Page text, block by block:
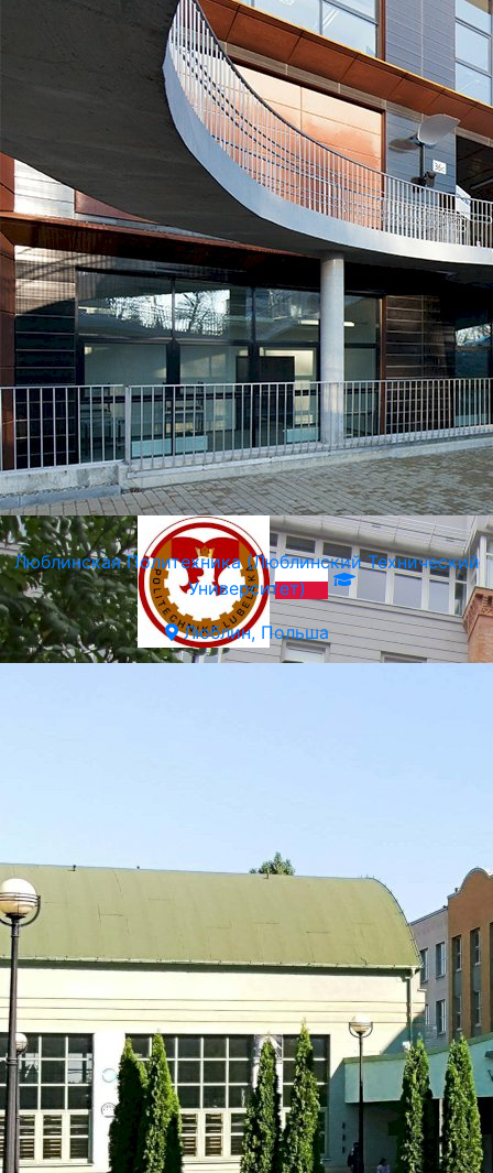
Общественная Академия Наук в Кракове
Краков, Польша
Люблинская Политехника (Люблинский Технический
Университет)
Люблин, Польша